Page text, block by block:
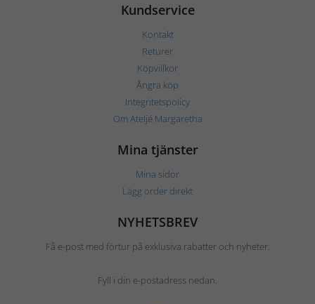
Kundservice
Kontakt
Returer
Köpvillkor
Ångra köp
Integritetspolicy
Om Ateljé Margaretha
Mina tjänster
Mina sidor
Lägg order direkt
NYHETSBREV
Få e-post med förtur på exklusiva rabatter och nyheter.
Fyll i din e-postadress nedan.